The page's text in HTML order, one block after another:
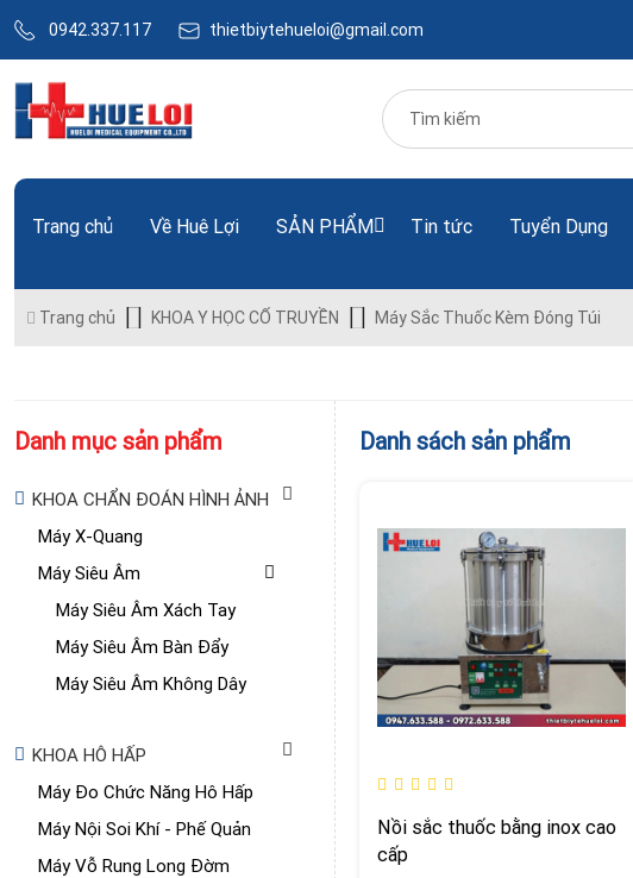
0942.337.117 thietbiytehueloi@gmail.com
Trang chủ Về Huê Lợi SẢN PHẨM Tin tức Tuyển Dụng
Trang chủ KHOA Y HỌC CỔ TRUYỀN Máy Sắc Thuốc Kèm Đóng Túi
Danh mục sản phẩm
KHOA CHẨN ĐOÁN HÌNH ẢNH
Máy X-Quang
Máy Siêu Âm
Máy Siêu Âm Xách Tay
Máy Siêu Âm Bàn Đẩy
Máy Siêu Âm Không Dây
KHOA HÔ HẤP
Máy Đo Chức Năng Hô Hấp
Máy Nội Soi Khí - Phế Quản
Máy Vỗ Rung Long Đờm
Danh sách sản phẩm
Nồi sắc thuốc bằng inox cao
cấp